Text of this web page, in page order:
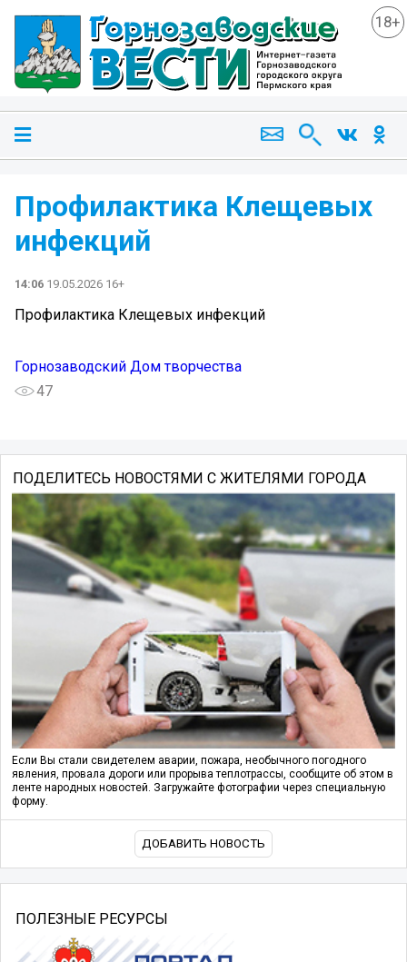
18+
Профилактика Клещевых
инфекций
14:06 19.05.2026 16+
Профилактика Клещевых инфекций
Горнозаводский Дом творчества
47
ПОДЕЛИТЕСЬ НОВОСТЯМИ С ЖИТЕЛЯМИ ГОРОДА
Если Вы стали свидетелем аварии, пожара, необычного погодного
явления, провала дороги или прорыва теплотрассы, сообщите об этом в
ленте народных новостей. Загружайте фотографии через специальную
форму.
ДОБАВИТЬ НОВОСТЬ
ПОЛЕЗНЫЕ РЕСУРСЫ